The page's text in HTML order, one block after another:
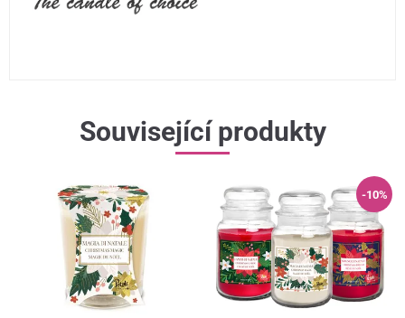
Související produkty
-10%